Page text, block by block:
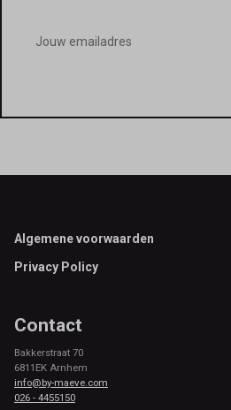
mailadres
Footer
Algemene voorwaarden
Privacy Policy
Contact
Bakkerstraat 70
6811EK Arnhem
info@by-maeve.com
026 - 4455150